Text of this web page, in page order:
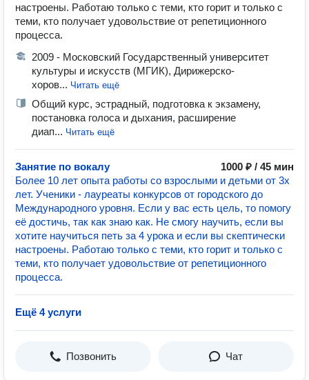
настроены. Работаю только с теми, кто горит и только с
теми, кто получает удовольствие от репетиционного
процесса.
2009 - Московский Государственный университет
культуры и искусств (МГИК), Дирижерско-
хоров... Читать ещё
Общий курс, эстрадный, подготовка к экзамену,
постановка голоса и дыхания, расширение
диап... Читать ещё
Занятие по вокалу
1000 ₽ / 45 мин
Более 10 лет опыта работы со взрослыми и детьми от 3х
лет. Ученики - лауреаты конкурсов от городского до
Международного уровня. Если у вас есть цель, то помогу
её достичь, так как знаю как. Не смогу научить, если вы
хотите научиться петь за 4 урока и если вы скептически
настроены. Работаю только с теми, кто горит и только с
теми, кто получает удовольствие от репетиционного
процесса.
Ещё 4 услуги
Позвонить Чат